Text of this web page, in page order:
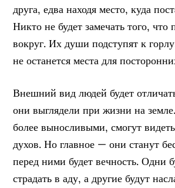
друга, едва находя место, куда
Никто не будет замечать того, что
вокруг. Их души подступят к
не останется места для
Внешний вид людей будет
они выглядели при жизни на
более выносливыми, смогут
духов. Но главное — они станут
перед ними будет вечность. Одни
страдать в аду, а другие будут